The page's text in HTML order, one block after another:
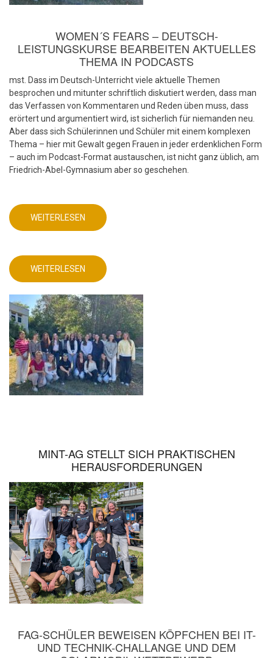
WOMEN´S FEARS – DEUTSCH-
LEISTUNGSKURSE BEARBEITEN AKTUELLES
THEMA IN PODCASTS
mst. Dass im Deutsch-Unterricht viele aktuelle Themen
besprochen und mitunter schriftlich diskutiert werden, dass man
das Verfassen von Kommentaren und Reden üben muss, dass
erörtert und argumentiert wird, ist sicherlich für niemanden neu.
Aber dass sich Schülerinnen und Schüler mit einem komplexen
Thema – hier mit Gewalt gegen Frauen in jeder erdenklichen Form
– auch im Podcast-Format austauschen, ist nicht ganz üblich, am
Friedrich-Abel-Gymnasium aber so geschehen.
WEITERLESEN
ÜBER
DEUTSCHUNTERRICHT
PRODUKT!
WEITERLESEN
ÜBER
DEUTSCHUNTERRICHT
AKTUELLEM
DIGITALEN
PRODUKT!
MINT-AG STELLT SICH PRAKTISCHEN
HERAUSFORDERUNGEN
FAG-SCHÜLER BEWEISEN KÖPFCHEN BEI IT-
UND TECHNIK-CHALLANGE UND DEM